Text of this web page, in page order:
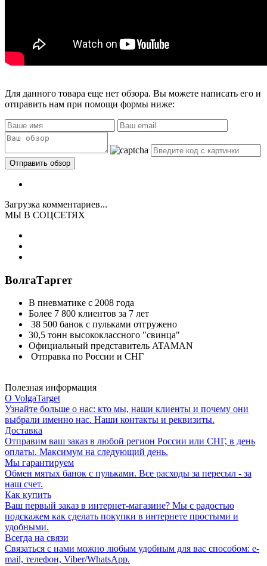
Для данного товара еще нет обзора. Вы можете написать его и
отправить нам при помощи формы ниже:
Загрузка комментариев...
МЫ В СОЦСЕТЯХ
ВолгаТаргет
В пневматике с 2008 года
Более 7 800 клиентов за 7 лет
38 500 банок с пульками отгружено
30,5 тонн высококлассного "свинца"
Официальный представитель ATAMAN
Отправка по России и СНГ
Полезная информация
О VolgaTarget
Узнайте больше о нас: кто мы, наши клиенты и почему они
выбрали именно нас. Наши контакты и реквизиты.
Доставка
Отправим ваш заказ в любой регион России или СНГ, в день
оплаты. Максимум на следующий день.
Мы гарантируем
Обмен мятых банок с пульками. Все расходы за пересыл - за
наш счет.
Как купить
Ваш первый заказ в интернет-магазине? Мы с радостью
подскажем как сделать покупки в интернете простыми и
удобными.
Всегда на связи
Связаться с нами можно любым удобным для вас способом: e-
mail, телефон, Viber/WhatsApp.